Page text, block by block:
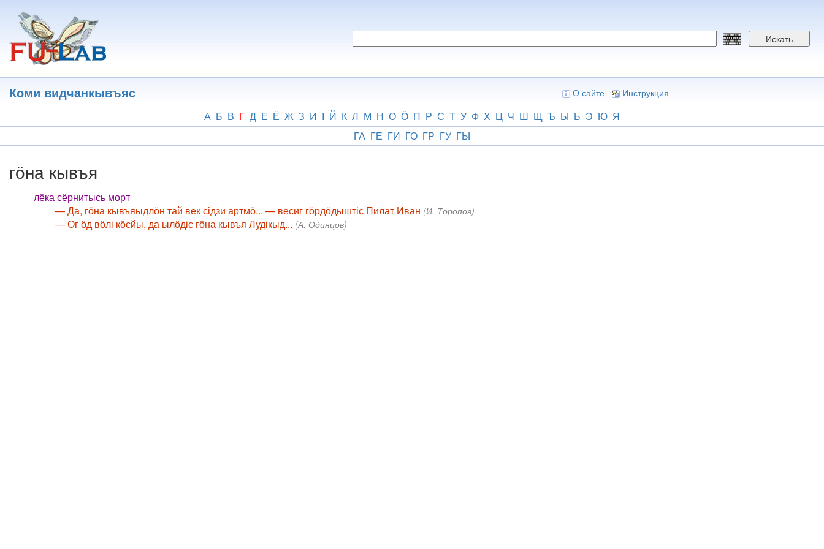
основному
содержанию
Искать
Коми видчанкывъяс О сайте Инструкция
А Б В Г Д Е Ё Ж З И І Й К Л М Н О Ӧ П Р С Т У Ф Х Ц Ч Ш Щ Ъ Ы Ь Э Ю Я
ГА ГЕ ГИ ГО ГР ГУ ГЫ
гӧна кывъя
лёка сёрнитысь морт
— Да, гӧна кывъяыдлӧн тай век сідзи артмӧ... — весиг гӧрдӧдыштіс Пилат Иван (И. Торопов)
— Ог ӧд вӧлі кӧсйы, да ылӧдіс гӧна кывъя Лудікыд... (А. Одинцов)